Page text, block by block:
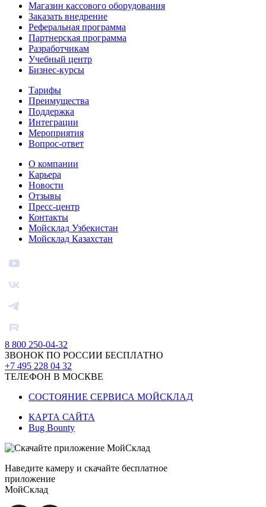
Магазин кассового оборудования
Заказать внедрение
Реферальная программа
Партнерская программа
Разработчикам
Учебный центр
Бизнес‑курсы
Тарифы
Преимущества
Поддержка
Интеграции
Мероприятия
Вопрос-ответ
О компании
Карьера
Новости
Отзывы
Пресс-центр
Контакты
Мойсклад Узбекистан
Мойсклад Казахстан
8 800 250-04-32
ЗВОНОК ПО РОССИИ БЕСПЛАТНО
+7 495 228 04 32
ТЕЛЕФОН В МОСКВЕ
СОСТОЯНИЕ СЕРВИСА МОЙСКЛАД
КАРТА САЙТА
Bug Bounty
Наведите камеру и скачайте бесплатное
приложение
МойСклад